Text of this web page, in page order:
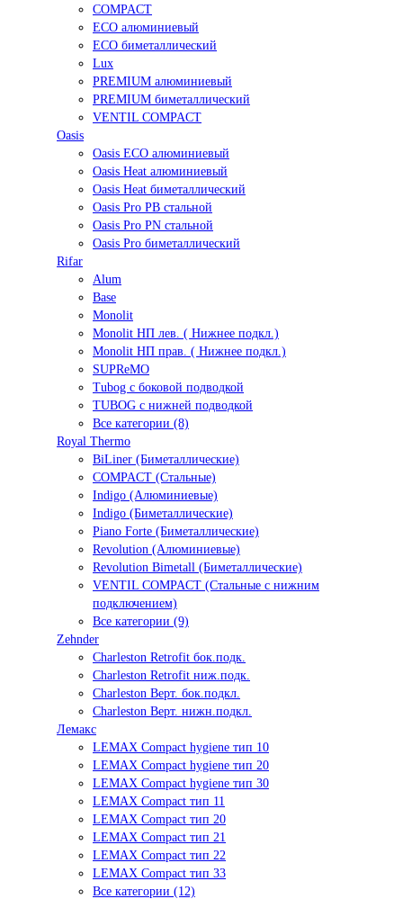
COMPACT
ECO алюминиевый
ECO биметаллический
Lux
PREMIUM алюминиевый
PREMIUM биметаллический
VENTIL COMPACT
Oasis
Oasis ECO алюминиевый
Oasis Heat алюминиевый
Oasis Heat биметаллический
Oasis Pro PB стальной
Oasis Pro PN стальной
Oasis Pro биметаллический
Rifar
Alum
Base
Monolit
Monolit НП лев. ( Нижнее подкл.)
Monolit НП прав. ( Нижнее подкл.)
SUPReMO
Tubog с боковой подводкой
TUBOG с нижней подводкой
Все категории (8)
Royal Thermo
BiLiner (Биметаллические)
COMPACT (Стальные)
Indigo (Алюминиевые)
Indigo (Биметаллические)
Piano Forte (Биметаллические)
Revolution (Алюминиевые)
Revolution Bimetall (Биметаллические)
VENTIL COMPACT (Стальные с нижним
подключением)
Все категории (9)
Zehnder
Charleston Retrofit бок.подк.
Charleston Retrofit ниж.подк.
Charleston Верт. бок.подкл.
Charleston Верт. нижн.подкл.
Лемакс
LEMAX Compact hygiene тип 10
LEMAX Compact hygiene тип 20
LEMAX Compact hygiene тип 30
LEMAX Compact тип 11
LEMAX Compact тип 20
LEMAX Compact тип 21
LEMAX Compact тип 22
LEMAX Compact тип 33
Все категории (12)